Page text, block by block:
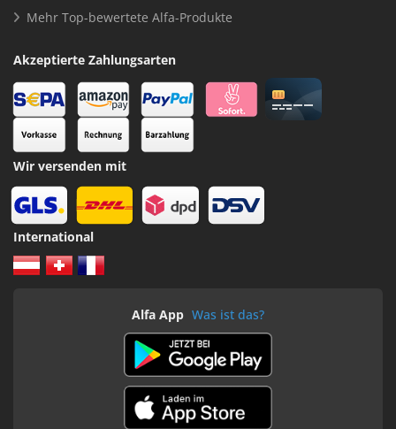
Mehr Top-bewertete Alfa-Produkte
Akzeptierte Zahlungsarten
Wir versenden mit
International
Alfa App Was ist das?